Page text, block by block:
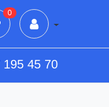
0
195 45 70